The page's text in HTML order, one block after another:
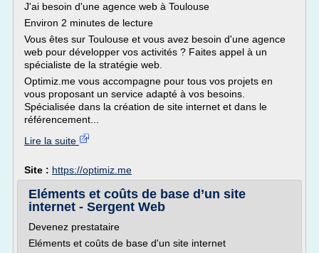
J'ai besoin d'une agence web à Toulouse
Environ 2 minutes de lecture
Vous êtes sur Toulouse et vous avez besoin d'une agence
web pour développer vos activités ? Faites appel à un
spécialiste de la stratégie web.
Optimiz.me vous accompagne pour tous vos projets en
vous proposant un service adapté à vos besoins.
Spécialisée dans la création de site internet et dans le
référencement...
Lire la suite
Site : https://optimiz.me
Eléments et coûts de base d’un site
internet - Sergent Web
Devenez prestataire
Eléments et coûts de base d'un site internet